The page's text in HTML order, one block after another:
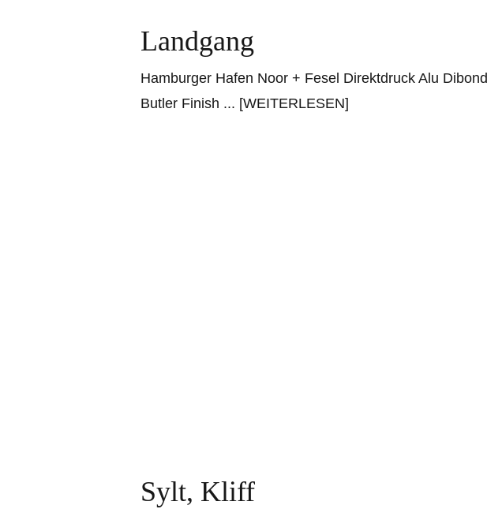
Landgang
Hamburger Hafen Noor + Fesel Direktdruck Alu Dibond
Butler Finish ... [WEITERLESEN]
Sylt, Kliff